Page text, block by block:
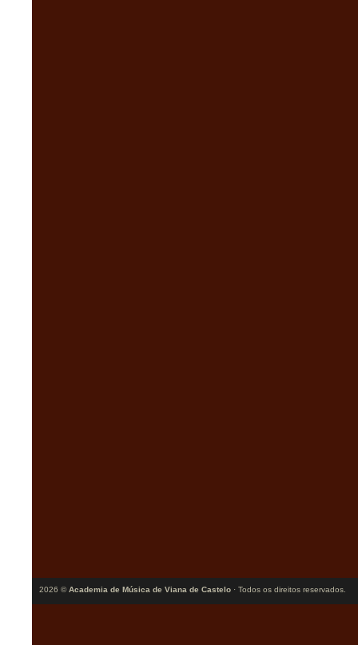
2026 ©Academia de Música de Viana de Castelo · Todos os direitos reservados.